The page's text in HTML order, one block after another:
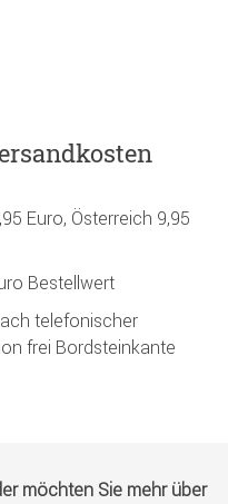
Euro, Österreich 9,95
Bestellwert
telefonischer
frei Bordsteinkante
möchten Sie mehr über